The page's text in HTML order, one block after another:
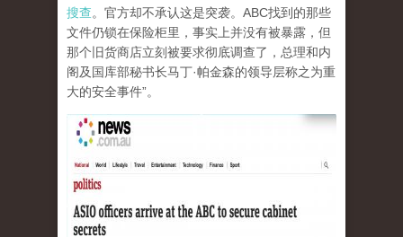
搜查。官方却不承认这是突袭。ABC找到的那些
文件仍锁在保险柜里，事实上并没有被暴露，但
那个旧货商店立刻被要求彻底调查了，总理和内
阁及国库部秘书长马丁·帕金森的领导层称之为重
大的安全事件”。